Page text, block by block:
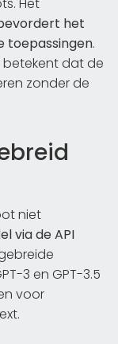
Het
het
toepassingen.
betekent dat de
zonder de
niet
via de API
3 en GPT-3.5
voor